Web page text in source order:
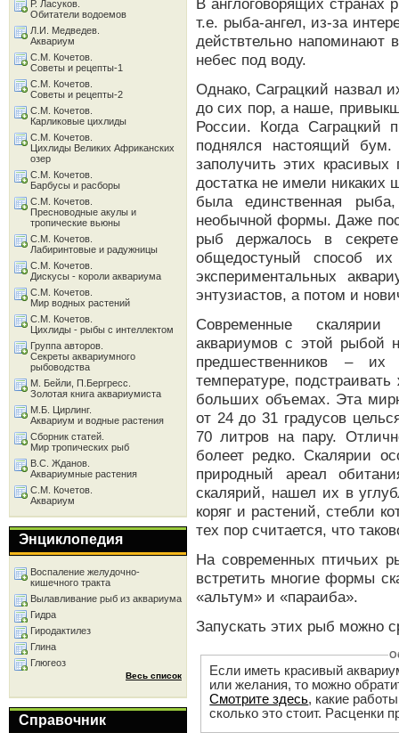
В англоговорящих странах
т.е. рыба-ангел, из-за
действтельно напоминают
небес под воду.
Однако, Саграцкий назвал
до сих пор, а наше,
России. Когда
поднялся настоящий
заполучить этих
достатка не имели никаких
была единственная
необычной формы. Даже
рыб держалось в
общедостуный способ
экспериментальных
энтузиастов, а потом и
Современные
аквариумов с этой рыбой
предшественников –
температуре,
больших объемах. Эта
от 24 до 31 градусов
70 литров на пару.
болеет редко. Скалярии
природный ареал
скалярий, нашел их в
коряг и растений, стебли
тех пор считается, что
На современных птичьих
встретить многие формы
«альтум» и «параиба».
Запускать этих рыб можно
Если иметь красивый
или желания, то можно
Смотрите здесь, какие
сколько это стоит. Расценки
Р. Ласуков.
Обитатели водоемов
Л.И. Медведев.
Аквариум
С.М. Кочетов.
Советы и рецепты-1
С.М. Кочетов.
Советы и рецепты-2
С.М. Кочетов.
Карликовые цихлиды
С.М. Кочетов.
Цихлиды Великих Африканских
озер
С.М. Кочетов.
Барбусы и расборы
С.М. Кочетов.
Пресноводные акулы и
тропические вьюны
С.М. Кочетов.
Лабиринтовые и радужницы
С.М. Кочетов.
Дискусы - короли аквариума
С.М. Кочетов.
Мир водных растений
С.М. Кочетов.
Цихлиды - рыбы с интеллектом
Группа авторов.
Секреты аквариумного
рыбоводства
М. Бейли, П.Бергресс.
Золотая книга аквариумиста
М.Б. Цирлинг.
Аквариум и водные растения
Сборник статей.
Мир тропических рыб
В.С. Жданов.
Аквариумные растения
С.М. Кочетов.
Аквариум
Энциклопедия
Воспаление желудочно-
кишечного тракта
Вылавливание рыб из аквариума
Гидра
Гиродактилез
Глина
Глюгеоз
Весь список
Справочник